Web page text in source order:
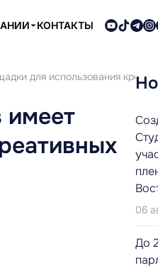
КОНТАКТЫ
для использования
имеет
06
До